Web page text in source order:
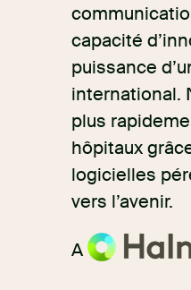
capacité
puissance
international.
plus
hôpitaux
logicielles
vers l’avenir.
A